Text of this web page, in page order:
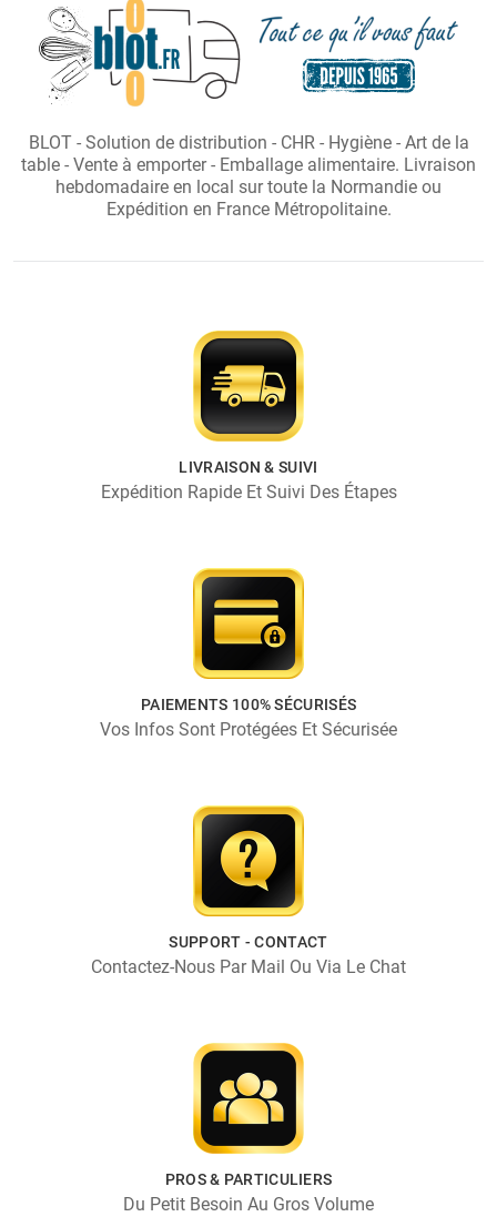
BLOT - Solution de distribution - CHR - Hygiène - Art de la
table - Vente à emporter - Emballage alimentaire. Livraison
hebdomadaire en local sur toute la Normandie ou
Expédition en France Métropolitaine.
LIVRAISON & SUIVI
Expédition Rapide Et Suivi Des Étapes
PAIEMENTS 100% SÉCURISÉS
Vos Infos Sont Protégées Et Sécurisée
SUPPORT - CONTACT
Contactez-Nous Par Mail Ou Via Le Chat
PROS & PARTICULIERS
Du Petit Besoin Au Gros Volume